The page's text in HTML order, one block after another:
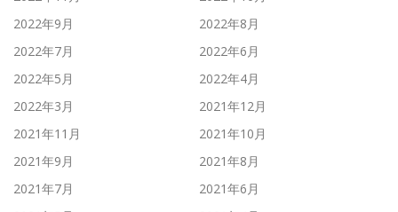
2022年9月
2022年8月
2022年7月
2022年6月
2022年5月
2022年4月
2022年3月
2021年12月
2021年11月
2021年10月
2021年9月
2021年8月
2021年7月
2021年6月